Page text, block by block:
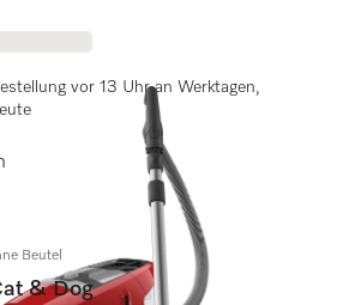
vor 13 Uhr an Werktagen,
Beutel
& Dog